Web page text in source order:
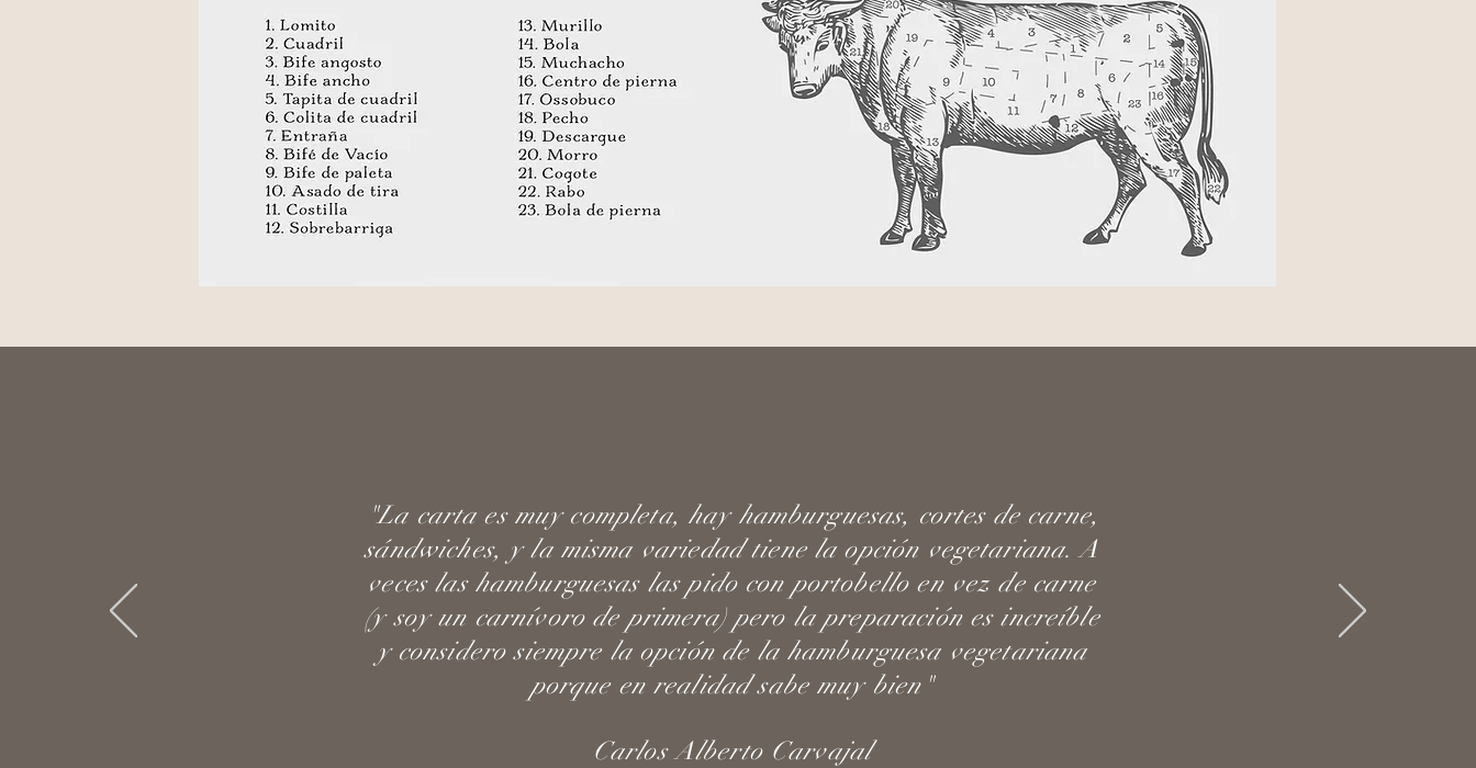
"La carta es muy completa, hay hamburguesas, cortes de carne,
sándwiches, y la misma variedad tiene la opción vegetariana. A
veces las hamburguesas las pido con portobello en vez de carne
(y soy un carnívoro de primera) pero la preparación es increíble
y considero siempre la opción de la hamburguesa vegetariana
porque en realidad sabe muy bien"
Carlos Alberto Carvajal